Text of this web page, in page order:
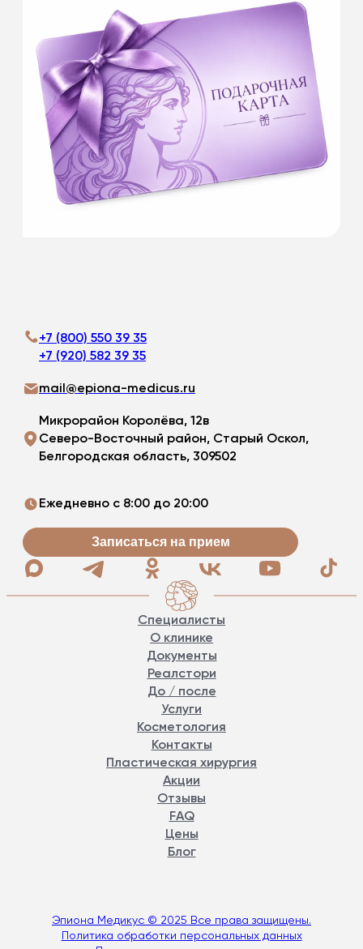
У нас вы сможете приобрести
ПОДАРОЧНЫЕ КАРТЫ номиналом:
5 000 руб.
10 000 руб.
Это будет самый лучший подарок. Красота
+7 (800) 550 39 35
+7 (920) 582 39 35
mail@epiona-medicus.ru
Микрорайон Королёва, 12в
Северо-Восточный район, Старый Оскол,
Белгородская область, 309502
Ежедневно с 8:00 до 20:00
Записаться на прием
Специалисты
О клинике
Документы
Реалстори
До / после
Услуги
Косметология
Контакты
Пластическая хирургия
Акции
Отзывы
FAQ
Цены
Блог
Эпиона Медикус © 2025 Все права защищены.
Политика обработки персональных данных